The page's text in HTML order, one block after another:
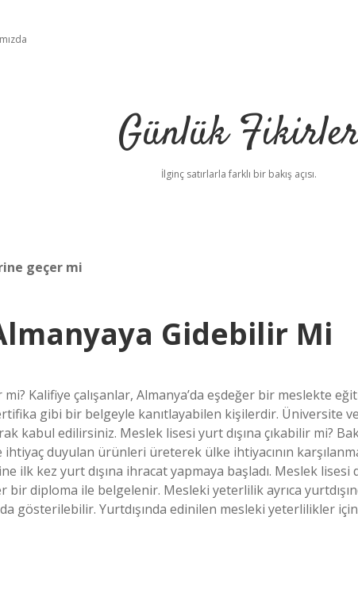
Günlük
İlginç satırlarla farklı bir bakış açısı.
geçer mi
Gidebilir Mi
Kalifiye çalışanlar, Almanya’da eşdeğer bir meslekte
gibi bir belgeyle kanıtlayabilen kişilerdir. Üniversite
kabul edilirsiniz. Meslek lisesi yurt dışına çıkabilir mi?
ihtiyaç duyulan ürünleri üreterek ülke ihtiyacının
ilk kez yurt dışına ihracat yapmaya başladı. Meslek lisesi
bir diploma ile belgelenir. Mesleki yeterlilik ayrıca
gösterilebilir. Yurtdışında edinilen mesleki yeterlilikler